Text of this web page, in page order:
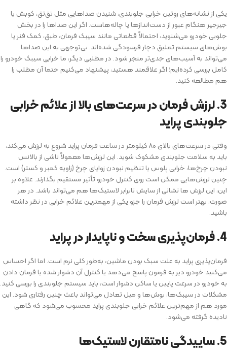
یکی از نشانه‌های روتین خرابی جلوبندی، شنیدن صداهایی مثل تق‌تق، کوبش یا
جیرجیر هنگام عبور از دست‌اندازها یا چاله‌هاست. اگر این صداها را در بخش
جلویی خودرو می‌شنوید، احتمالاً قطعاتی مانند سیبک فرمان، طبق، کمک فنر یا
بوش‌های سیستم تعلیق دچار فرسودگی شده‌اند. بی‌توجهی به این صداها
می‌تواند به آسیب‌های جدی‌تر منجر شود. در مطلبی دیگر، ما خرابی سیبک خودرو را
کامل بررسی کرده‌ایم؛ اگر علاقمند هستید، پیشنهاد می‌کنیم حتما آن مطلب را
هم مطالعه کنید.
3. لرزش فرمان در سرعت‌های بالا از علائم خرابی
جلوبندی پراید
وقتی در سرعت‌های بالای ۸۰ کیلومتر در ساعت فرمان پراید شروع به لرزش می‌کند،
باید به سلامت جلوبندی مشکوک شوید. این لرزش‌ها معمولاً ناشی از بالانس
نبودن چرخ‌ها، خرابی پلوس یا تنظیم نبودن زوایای چرخ (زاویه کمبر و کستر) است.
چنین لرزش‌هایی ممکن است روی کنترل خودرو تأثیر مستقیم بگذارند. علاوه بر
این، این لرزش ها نشانی از سایش نابرابر لاستیک‌ها هم می‌تواند باشد. در هر
صورت، بهتر است لرزش فرمان را جزو یکی از مهمترین علائم خرابی در نظر داشته
باشید.
4. فرمان‌پذیری سخت و ناپایدار در پراید
فرمان‌پذیری پراید به علت سبک بودن ماشین، به‌طور کلی نرم است. اما اگر احساس
می‌کنید خودرو دیر به فرمون پاسخ می‌دهد یا کنترل آن دشوار شده یا فرمان دادن
به خودرو در سرعت پایین یا ساکن دشوار است، باید سیستم جلوبندی را بررسی کنید.
مشکلات در سیبک‌ها، بوش‌ها و میل تعادل می‌تواند باعث چنین رفتاری شود. این
مورد هم از مهم‌ترین علائم خرابی جلوبندی پراید محسوب می‌شود که گاهی
نادیده گرفته می‌شود.
5. ساییدگی نامتقارن لاستیک‌ها